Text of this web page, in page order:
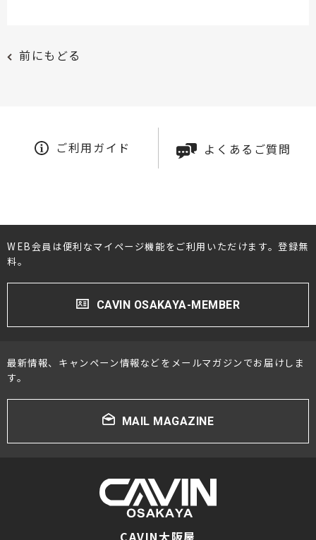
前にもどる
ご利用ガイド よくあるご質問
WEB会員は便利なマイページ機能をご利用いただけます。登録無
料。
CAVIN OSAKAYA-MEMBER
最新情報、キャンペーン情報などをメールマガジンでお届けしま
す。
MAIL MAGAZINE